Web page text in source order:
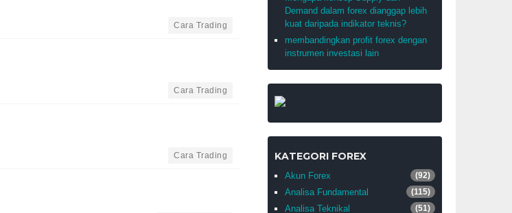
Cara Trading
Cara Trading
Cara Trading
Demand dalam forex dianggap lebih
kuat daripada indikator teknis?
membandingkan profit forex dengan
instrumen investasi lain
KATEGORI FOREX
Akun Forex (92)
Analisa Fundamental (115)
Analisa Teknikal (51)